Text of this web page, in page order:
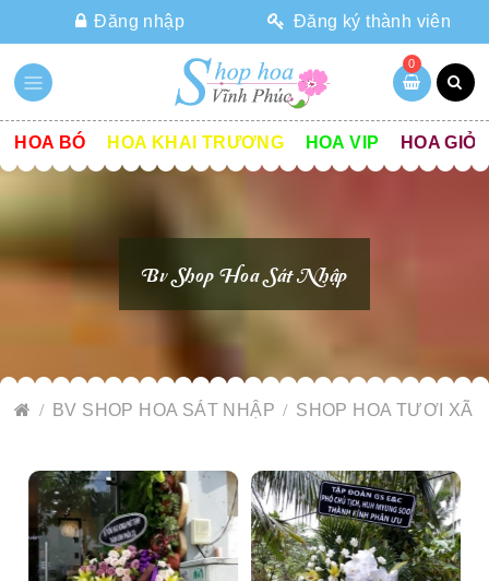
Đăng nhập Đăng ký thành viên
0
HOA BÓ HOA KHAI TRƯƠNG HOA VIP HOA GIỎ
Bv Shop Hoa Sát Nhập
BV SHOP HOA SÁT NHẬP SHOP HOA TƯƠI XÃ